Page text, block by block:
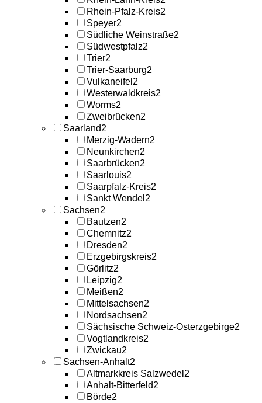
Rhein-Pfalz-Kreis2
Speyer2
Südliche Weinstraße2
Südwestpfalz2
Trier2
Trier-Saarburg2
Vulkaneifel 2
Westerwaldkreis2
Worms2
Zweibrücken2
Saarland2
Merzig-Wadern2
Neunkirchen2
Saarbrücken2
Saarlouis2
Saarpfalz-Kreis2
Sankt Wendel 2
Sachsen2
Bautzen2
Chemnitz2
Dresden2
Erzgebirgskreis2
Görlitz2
Leipzig2
Meißen2
Mittelsachsen2
Nordsachsen2
Sächsische Schweiz-Osterzgebirge2
Vogtlandkreis2
Zwickau2
Sachsen-Anhalt2
Altmarkkreis Salzwedel 2
Anhalt-Bitterfeld2
Börde2